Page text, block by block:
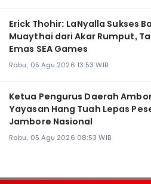
Erick Thohir: LaNyalla Sukses
Muaythai dari Akar Rumput,
Emas SEA Games
Rabu, 05 Agu 2026 13:53 WIB
Ketua Pengurus Daerah
Yayasan Hang Tuah Lepas
Jambore Nasional
Rabu, 05 Agu 2026 08:53 WIB